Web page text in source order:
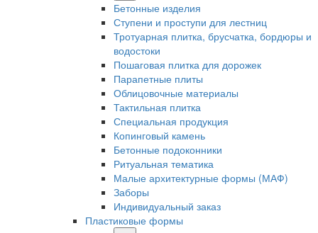
Бетонные изделия
Ступени и проступи для лестниц
Тротуарная плитка, брусчатка, бордюры и
водостоки
Пошаговая плитка для дорожек
Парапетные плиты
Облицовочные материалы
Тактильная плитка
Специальная продукция
Копинговый камень
Бетонные подоконники
Ритуальная тематика
Малые архитектурные формы (МАФ)
Заборы
Индивидуальный заказ
Пластиковые формы